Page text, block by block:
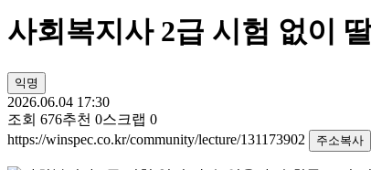
사회복지사 2급 시험 없이
익명
2026.06.04 17:30
조회 676추천 0스크랩 0
https://winspec.co.kr/community/lecture/131173902
주소복사